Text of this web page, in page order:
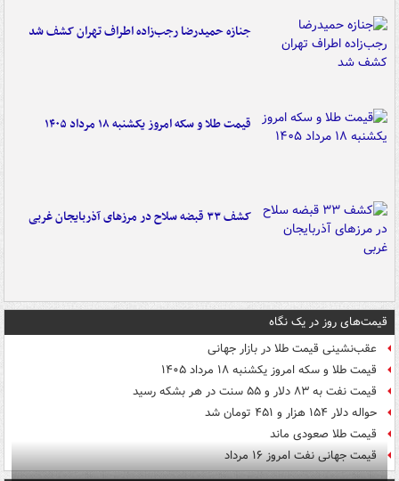
جنازه حمیدرضا رجب‌زاده اطراف تهران کشف شد
قیمت طلا و سکه امروز یکشنبه ۱۸ مرداد ۱۴۰۵
کشف ۳۳ قبضه سلاح در مرزهای آذربایجان غربی
قیمت‌های روز در یک نگاه
عقب‌نشینی قیمت طلا در بازار جهانی
قیمت طلا و سکه امروز یکشنبه ۱۸ مرداد ۱۴۰۵
قیمت نفت به ۸۳ دلار و ۵۵ سنت در هر بشکه رسید
حواله دلار ۱۵۴ هزار و ۴۵۱ تومان شد
قیمت طلا صعودی ماند
قیمت جهانی نفت امروز ۱۶ مرداد